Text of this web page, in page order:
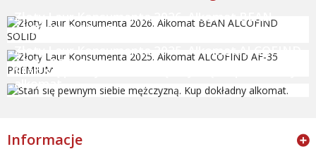
Złoty Laur Konsumenta 2026. Alkomat BEAN
ALCOFIND SOLID
Złoty Laur Konsumenta 2025. Alkomat ALCOFIND
AF-35 PREMIUM
Stań się pewnym siebie mężczyzną. Kup dokładny
alkomat.
Informacje